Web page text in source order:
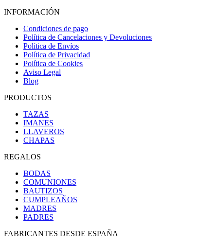
INFORMACIÓN
Condiciones de pago
Política de Cancelaciones y Devoluciones
Política de Envíos
Política de Privacidad
Política de Cookies
Aviso Legal
Blog
PRODUCTOS
TAZAS
IMANES
LLAVEROS
CHAPAS
REGALOS
BODAS
COMUNIONES
BAUTIZOS
CUMPLEAÑOS
MADRES
PADRES
FABRICANTES DESDE ESPAÑA